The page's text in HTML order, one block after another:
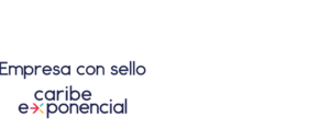
a
p
o
o
g